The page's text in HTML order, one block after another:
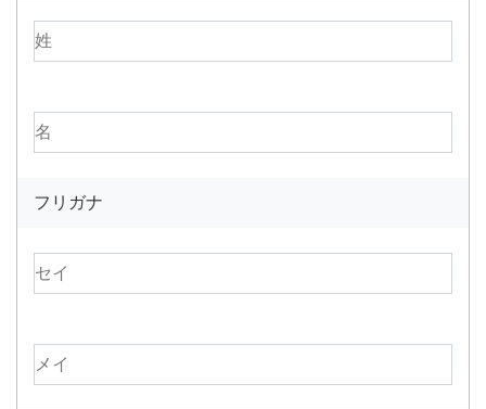
フリガナ